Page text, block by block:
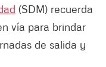
(SDM) recuerda
vía para brindar
de salida y